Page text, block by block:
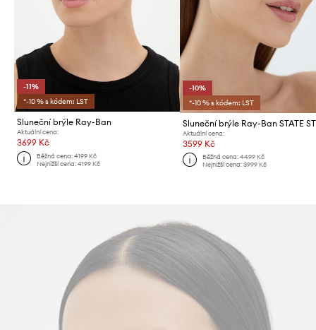
-11%
*-10 % s kódem: LST
Sluneční brýle Ray-Ban
Aktuální cena:
3699 Kč
Běžná cena:4199 Kč
Nejnižší cena:4199 Kč
-10%
*-10 % s kódem: LST
Sluneční brýle Ray-Ban STATE
Aktuální cena:
3599 Kč
Běžná cena: 4499 Kč
Nejnižší cena: 3999 Kč